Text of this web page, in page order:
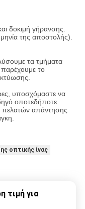
δοκιμή γήρανσης.
της αποστολής).
τα τμήματα
το
υποσχόμαστε να
οποτεδήποτε.
πελατών απάντησης
οπτικής ίνας
τιμή για